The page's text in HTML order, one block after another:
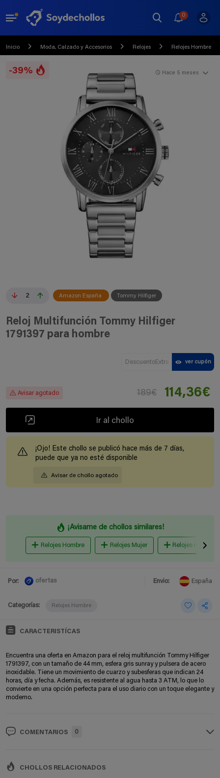
0
Inicio Moda, Calzado y Accesorios Relojes Relojes Hombre
-39%
2 Amazon España Tommy Hilfiger
Hace 5 meses
Reloj Multifunción Tommy Hilfiger
1791397 para hombre
DescuentoExtra ver cupón
Avisar agotado 189€ 114,36€
Ir al chollo
¡Ojo! Este chollo se publicó hace más de 7 días,
puede que ya no esté disponible
Avisar de chollo agotado
¡Avisame de chollos similares!
Relojes Hombre Relojes Mujer Relojes niños
Por: ofertas Envio: España
Categorías: Relojes Hombre
CARACTERISTÍCAS
Encuentra una oferta en Amazon para el reloj multifunción Tommy Hilfiger
1791397, con un tamaño de 44 mm, esfera gris sunray y pulsera de acero
inoxidable. Tiene un movimiento de cuarzo y subesferas que indican 24
horas, día y fecha. Además, es resistente al agua hasta 3 ATM, lo que lo
convierte en una opción perfecta para el uso diario con un toque elegante y
moderno.
COMENTARIOS 0
CHOLLOS RELACIONADOS